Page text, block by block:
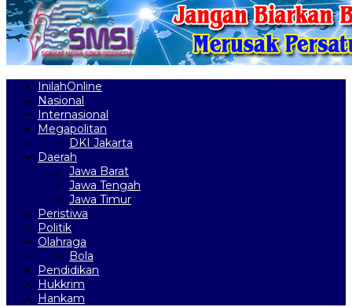
InilahOnline
Nasional
Internasional
Megapolitan
DKI Jakarta
Daerah
Jawa Barat
Jawa Tengah
Jawa Timur
Peristiwa
Politik
Olahraga
Bola
Pendidikan
Hukkrim
Hankam